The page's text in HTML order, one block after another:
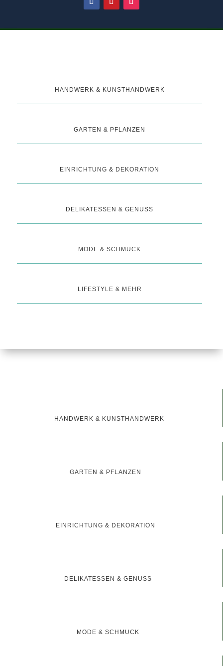
HANDWERK & KUNSTHANDWERK
GARTEN & PFLANZEN
EINRICHTUNG & DEKORATION
DELIKATESSEN & GENUSS
MODE & SCHMUCK
LIFESTYLE & MEHR
HANDWERK & KUNSTHANDWERK
GARTEN & PFLANZEN
EINRICHTUNG & DEKORATION
DELIKATESSEN & GENUSS
MODE & SCHMUCK